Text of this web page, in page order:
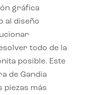
gráfica
al diseño
todo de la
posible. Este
de Gandia
piezas más